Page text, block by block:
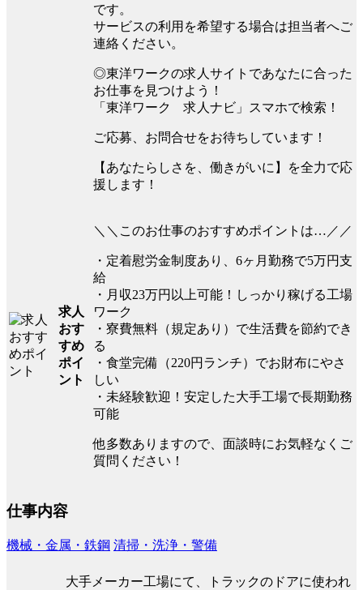
です。
サービスの利用を希望する場合は担当者へご
連絡ください。
◎東洋ワークの求人サイトであなたに合った
お仕事を見つけよう！
「東洋ワーク 求人ナビ」スマホで検索！
ご応募、お問合せをお待ちしています！
【あなたらしさを、働きがいに】を全力で応
援します！
求人
おす
すめ
ポイ
ント
＼＼このお仕事のおすすめポイントは…／／
・定着慰労金制度あり、6ヶ月勤務で5万円支
給
・月収23万円以上可能！しっかり稼げる工場
ワーク
・寮費無料（規定あり）で生活費を節約でき
る
・食堂完備（220円ランチ）でお財布にやさ
しい
・未経験歓迎！安定した大手工場で長期勤務
可能
他多数ありますので、面談時にお気軽なくご
質問ください！
仕事内容
機械・金属・鉄鋼 清掃・洗浄・警備
大手メーカー工場にて、トラックのドアに使われ